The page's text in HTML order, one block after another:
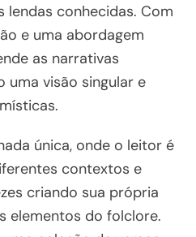
lendas conhecidas. Com
e uma abordagem
as narrativas
uma visão singular e
única, onde o leitor é
contextos e
criando sua própria
elementos do folclore.